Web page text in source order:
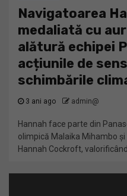
Navigatoarea
medaliată cu
alătură echipei
acțiunile de
schimbările
3 ani ago admin@
Hannah face parte din
olimpică Malaika Mihambo
Hannah Cockroft, valorificând